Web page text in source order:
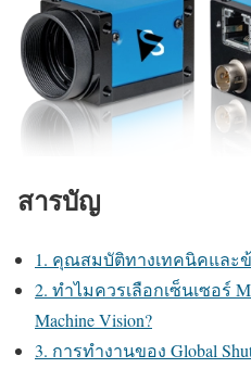
สารบัญ
1. คุณสมบัติทางเทคนิคและข้
2. ทำไมควรเลือกเซ็นเซอร์
Machine Vision?
3. การทำงานของ Global